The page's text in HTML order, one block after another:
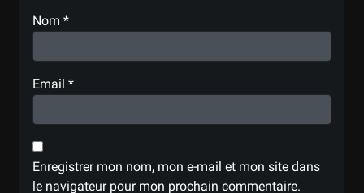
Nom *
Email *
Enregistrer mon nom, mon e-mail et mon site dans
le navigateur pour mon prochain commentaire.